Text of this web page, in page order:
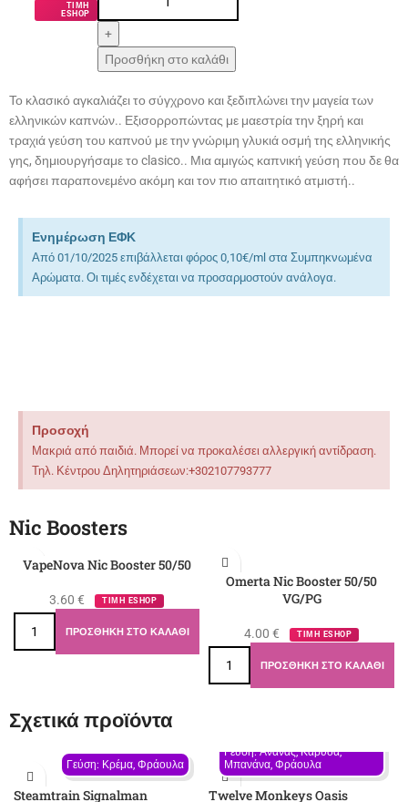
ΤΙΜΗ
ESHOP
Προσθήκη στο καλάθι
Το κλασικό αγκαλιάζει το σύγχρονο και ξεδιπλώνει την μαγεία των
ελληνικών καπνών.. Εξισορροπώντας με μαεστρία την ξηρή και
τραχιά γεύση του καπνού με την γνώριμη γλυκιά οσμή της ελληνικής
γης, δημιουργήσαμε το clasico.. Μια αμιγώς καπνική γεύση που δε θα
αφήσει παραπονεμένο ακόμη και τον πιο απαιτητικό ατμιστή..
Ενημέρωση ΕΦΚ
Από 01/10/2025 επιβάλλεται φόρος 0,10€/ml στα Συμπηκνωμένα
Αρώματα. Οι τιμές ενδέχεται να προσαρμοστούν ανάλογα.
Προσοχή
Μακριά από παιδιά. Μπορεί να προκαλέσει αλλεργική αντίδραση.
Τηλ. Κέντρου Δηλητηριάσεων:+302107793777
Nic Boosters
VapeNova Nic Booster 50/50
3.60 € ΤΙΜΗ ESHOP
ΠΡΟΣΘΉΚΗ ΣΤΟ ΚΑΛΆΘΙ
Omerta Nic Booster 50/50
VG/PG
4.00 € ΤΙΜΗ ESHOP
ΠΡΟΣΘΉΚΗ ΣΤΟ ΚΑΛΆΘΙ
Σχετικά προϊόντα
Γεύση: Κρέμα, Φράουλα
Steamtrain Signalman
Γεύση: Ανανάς, Καρύδα,
Μπανάνα, Φράουλα
Twelve Monkeys Oasis